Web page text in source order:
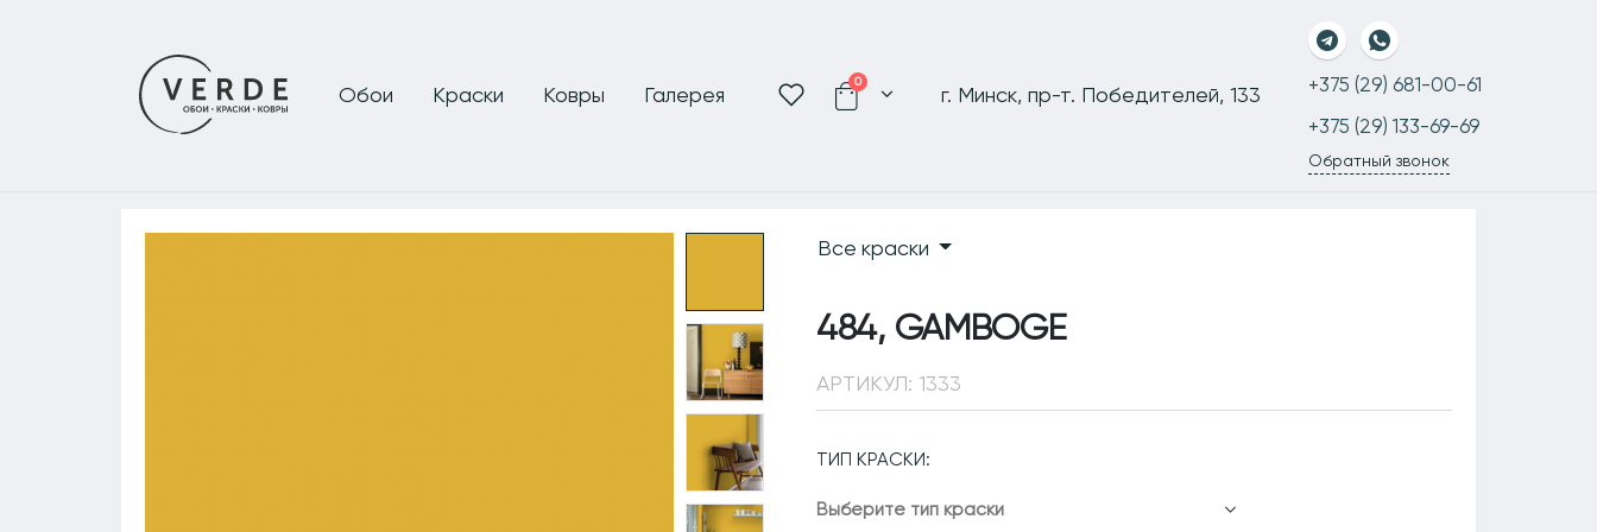
Обои Краски Ковры Галерея
0
г. Минск, пр-т. Победителей, 133
+375 (29) 681-00-61
+375 (29) 133-69-69
Обратный звонок
Все краски
484, GAMBOGE
АРТИКУЛ: 1333
ТИП КРАСКИ